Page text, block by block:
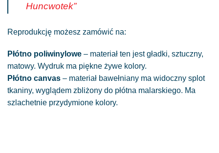
Huncwotek”
Reprodukcję możesz zamówić na:
Płótno poliwinylowe – materiał ten jest gładki, sztuczny,
matowy. Wydruk ma piękne żywe kolory.
Płótno canvas – materiał bawełniany ma widoczny splot
tkaniny, wyglądem zbliżony do płótna malarskiego. Ma
szlachetnie przydymione kolory.